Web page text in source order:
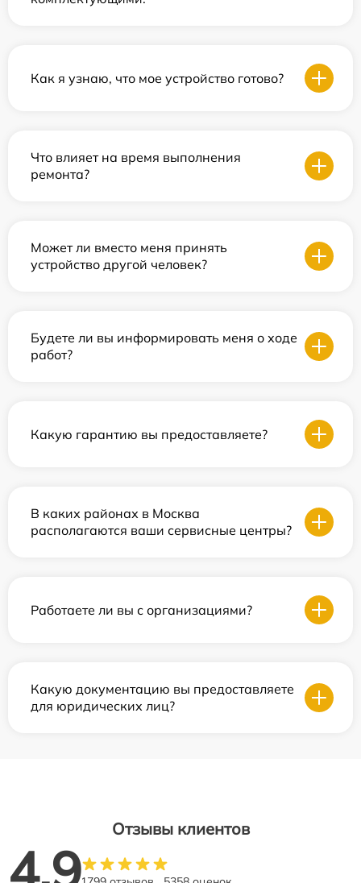
Как я узнаю, что мое устройство готово?
Что влияет на время выполнения
ремонта?
Может ли вместо меня принять
устройство другой человек?
Будете ли вы информировать меня о ходе
работ?
Какую гарантию вы предоставляете?
В каких районах в Москва
располагаются ваши сервисные центры?
Работаете ли вы с организациями?
Какую документацию вы предоставляете
для юридических лиц?
Отзывы клиентов